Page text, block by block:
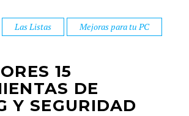
Las Listas Mejoras para tu PC
15
DE
Y SEGURIDAD